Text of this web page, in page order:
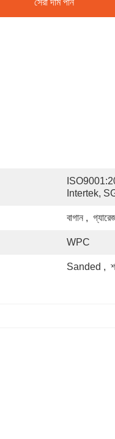
সেরা দাম পান
Intertek,
বাগান ,
WPC
Sanded ,